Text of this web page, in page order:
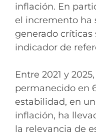
inflación. En
el incremento ha
generado
indicador de
Entre 2021 y
permanecido en
estabilidad, en
inflación, ha
la relevancia de